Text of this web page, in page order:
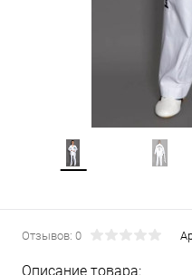
Отзывов: 0
Описание товара: